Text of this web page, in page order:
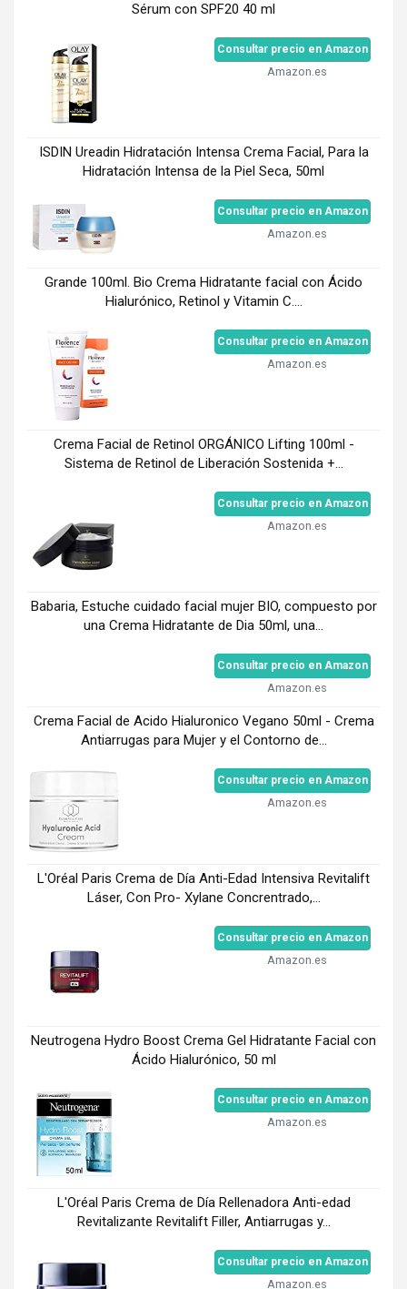
Sérum con SPF20 40 ml
Consultar precio en Amazon
Amazon.es
ISDIN Ureadin Hidratación Intensa Crema Facial, Para la
Hidratación Intensa de la Piel Seca, 50ml
Consultar precio en Amazon
Amazon.es
Grande 100ml. Bio Crema Hidratante facial con Ácido
Hialurónico, Retinol y Vitamin C....
Consultar precio en Amazon
Amazon.es
Crema Facial de Retinol ORGÁNICO Lifting 100ml -
Sistema de Retinol de Liberación Sostenida +...
Consultar precio en Amazon
Amazon.es
Babaria, Estuche cuidado facial mujer BIO, compuesto por
una Crema Hidratante de Dia 50ml, una...
Consultar precio en Amazon
Amazon.es
Crema Facial de Acido Hialuronico Vegano 50ml - Crema
Antiarrugas para Mujer y el Contorno de...
Consultar precio en Amazon
Amazon.es
L'Oréal Paris Crema de Día Anti-Edad Intensiva Revitalift
Láser, Con Pro- Xylane Concrentrado,...
Consultar precio en Amazon
Amazon.es
Neutrogena Hydro Boost Crema Gel Hidratante Facial con
Ácido Hialurónico, 50 ml
Consultar precio en Amazon
Amazon.es
L'Oréal Paris Crema de Día Rellenadora Anti-edad
Revitalizante Revitalift Filler, Antiarrugas y...
Consultar precio en Amazon
Amazon.es